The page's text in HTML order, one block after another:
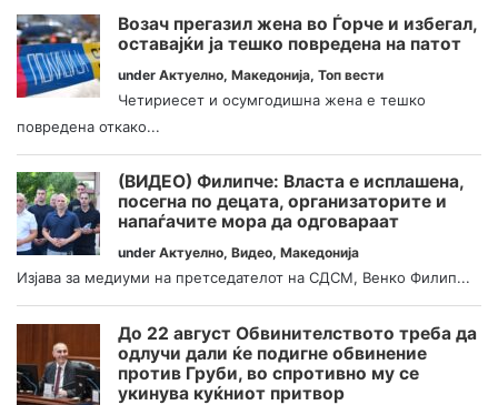
Возач прегазил жена во Ѓорче и избегал,
оставајќи ја тешко повредена на патот
under Актуелно, Македонија, Топ вести
Четириесет и осумгодишна жена е тешко
повредена откако...
(ВИДЕО) Филипче: Власта е исплашена,
посегна по децата, организаторите и
напаѓачите мора да одговараат
under Актуелно, Видео, Македонија
Изјава за медиуми на претседателот на СДСМ, Венко Филип...
До 22 август Обвинителството треба да
одлучи дали ќе подигне обвинение
против Груби, во спротивно му се
укинува куќниот притвор